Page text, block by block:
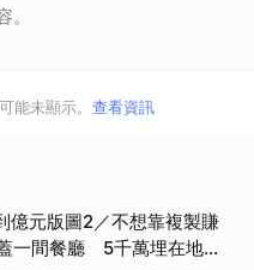
。
能未顯示。 查看資訊
億元版圖2／不想靠複製賺
一間餐廳 5千萬埋在地下